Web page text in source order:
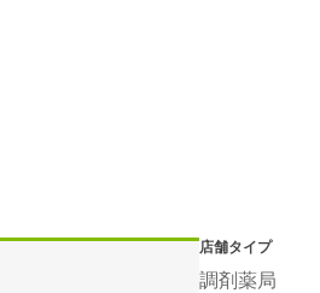
店舗タイプ
調剤薬局